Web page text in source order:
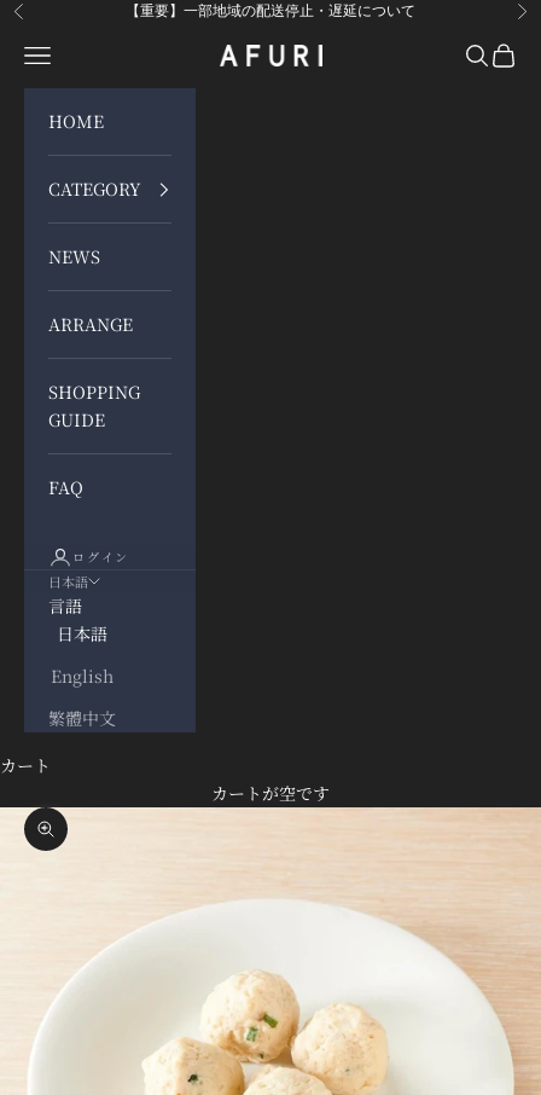
コンテンツへスキップ
前へ 【重要】一部地域の配送停止・遅延について 次
らーめんAFURI 公式通販サイト
メニューを開く 検索を開
カー
HOME
CATEGORY
NEWS
ARRANGE
SHOPPING
GUIDE
FAQ
ログイン
日本語
言語
日本語
English
繁體中文
カート
カートが空です
ズームイン